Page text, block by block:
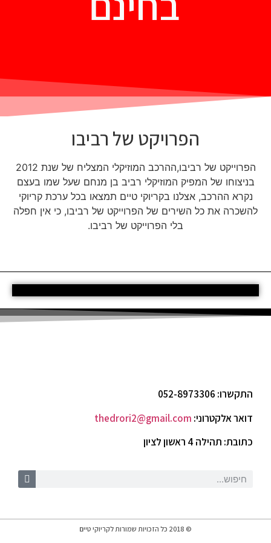
הפרויקט של רביבו
הפרוייקט של רביבו,ההרכב המוזיקלי המצליח של שנת 2012
בניצוחו של המפיק המוזיקלי רביב בן מנחם שעל שמו בעצם
נקרא ההרכב, אצלנו בקריוקי טיים תמצאו בכל ערכת קריוקי
להשכרה את כל השירים של הפרוייקט של רביבו, כי אין חפלה
בלי הפרוייקט של רביבו.
התקשרו: 052-8973306
דואר אלקטרוני: thedrori2@gmail.com
כתובת: תהילה 4 ראשון לציון
© 2018 כל הזכויות שמורות לקריוקי טיים